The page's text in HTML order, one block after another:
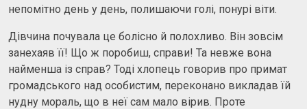
непомітно день у день, полишаючи голі, понурі віти.
Дівчина почувала це болісно й полохливо. Він зовсім
занехаяв її! Що ж поробиш, справи! Та невже вона
найменша із справ? Тоді хлопець говорив про примат
громадського над особистим, переконано викладав їй
нудну мораль, що в неї сам мало вірив. Проте